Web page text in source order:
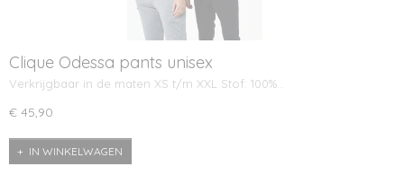
Clique Odessa pants unisex
Verkrijgbaar in de maten XS t/m XXL Stof: 100%…
€ 45,90
IN WINKELWAGEN